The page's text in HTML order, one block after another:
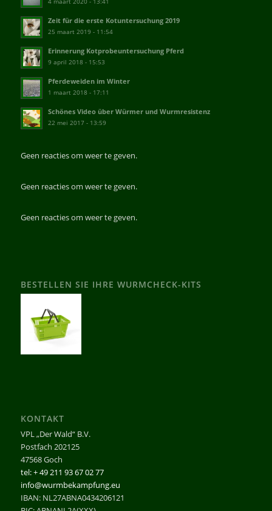
Zeit für die erste Kotuntersuchung 2019
25 maart 2019 - 11:54
Erinnerung Kotprobeuntersuchung Pferd
9 april 2018 - 15:53
Pferdeweiden im Winter
1 maart 2018 - 17:11
Schönes Video über Würmer und Wurmresistenz
22 mei 2017 - 13:59
Geen reacties om weer te geven.
Geen reacties om weer te geven.
Geen reacties om weer te geven.
BESTELLEN SIE IHRE WURMCHECK-KITS
KONTAKT
VPL „Der Wald“ B.V.
Postfach 202125
47568 Goch
tel: + 49 211 93 67 02 77
info@wurmbekampfung.eu
IBAN: NL27ABNA0434206121